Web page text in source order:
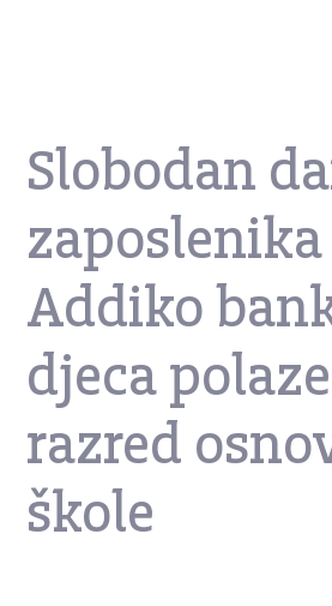
Slobodan
zaposlenika
Addiko
djeca
razred
škole